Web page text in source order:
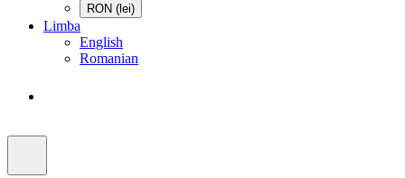
RON (lei)
Limba
English
Romanian